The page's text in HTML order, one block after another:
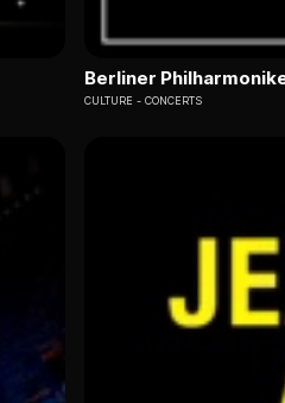
Berliner
CULTURE CONCERTS